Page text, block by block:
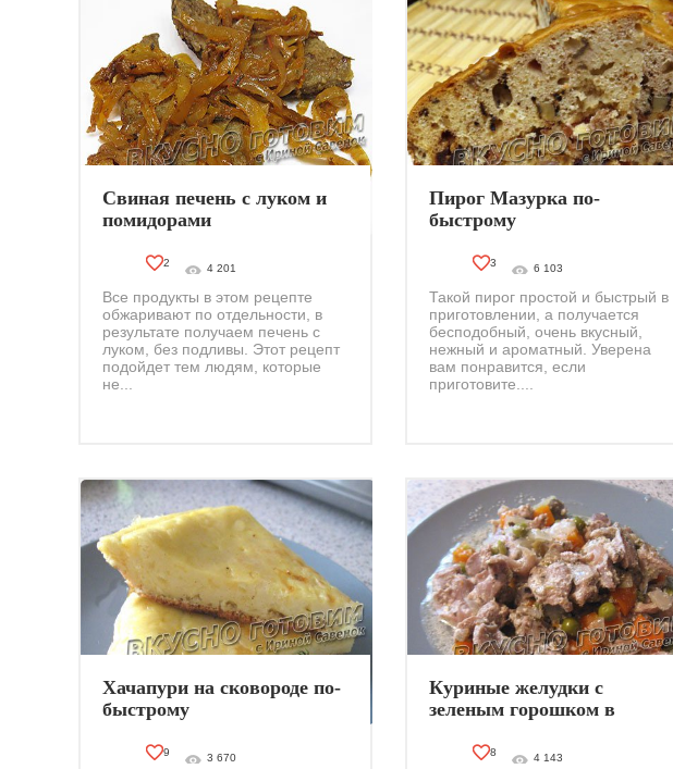
Свиная печень с луком и
помидорами
2 4 201
Все продукты в этом рецепте
обжаривают по отдельности, в
результате получаем печень с
луком, без подливы. Этот рецепт
подойдет тем людям, которые
не...
Пирог Мазурка по-
быстрому
3 6 103
Такой пирог простой и быстрый в
приготовлении, а получается
бесподобный, очень вкусный,
нежный и ароматный. Уверена
вам понравится, если
приготовите....
Хачапури на сковороде по-
быстрому
9 3 670
Куриные желудки с
зеленым горошком в
8 4 143